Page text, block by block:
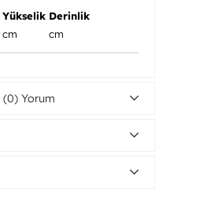
Yükselik Derinlik
cm cm
(0)